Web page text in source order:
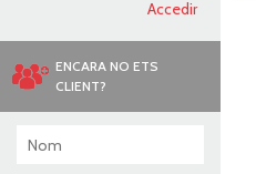
ENCARA NO ETS
CLIENT?